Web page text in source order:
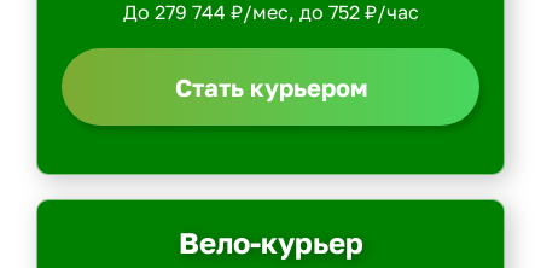
До 279 744 ₽/мес, до 752 ₽/час
Стать курьером
Вело-курьер